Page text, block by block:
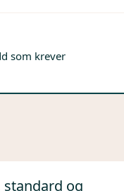
som krever
og